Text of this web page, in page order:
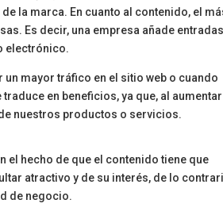
la marca. En cuanto al contenido, el
Es decir, una empresa añade entradas
electrónico.
mayor tráfico en el sitio web o cuando
en beneficios, ya que, al aumentar
nuestros productos o servicios.
el hecho de que el contenido tiene que
atractivo y de su interés, de lo
de negocio.